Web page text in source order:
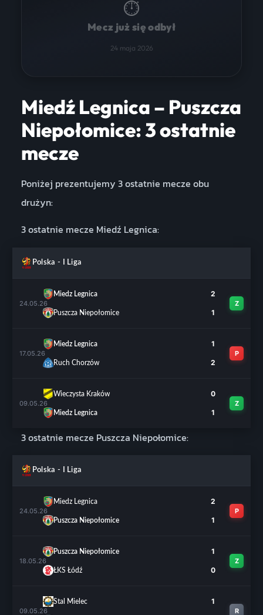
⏱
Mecz już się odbył
24 maja 2026
Miedź Legnica – Puszcza
Niepołomice: 3 ostatnie
mecze
Poniżej prezentujemy 3 ostatnie mecze obu
drużyn:
3 ostatnie mecze Miedź Legnica:
Polska - I Liga
24.05.26
Miedz Legnica
Puszcza Niepołomice
2
1
Z
17.05.26
Miedz Legnica
Ruch Chorzów
1
2
P
09.05.26
Wieczysta Kraków
Miedz Legnica
0
1
Z
3 ostatnie mecze Puszcza Niepołomice:
Polska - I Liga
24.05.26
Miedz Legnica
Puszcza Niepołomice
2
1
P
18.05.26
Puszcza Niepołomice
ŁKS Łódź
1
0
Z
09.05.26
Stal Mielec 1
R